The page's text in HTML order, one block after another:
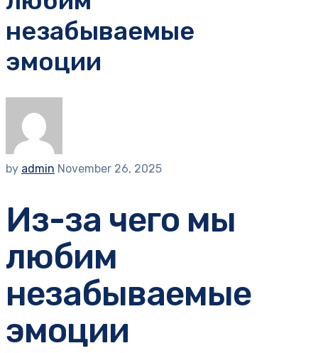
незабываемые
эмоции
by admin November 26, 2025
Из-за чего мы
любим
незабываемые
эмоции